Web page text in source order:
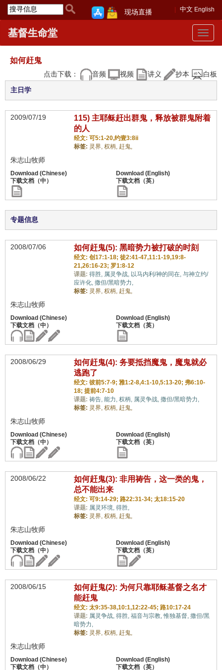
中文 English
现场直播
Toggle
基督生命堂
如何赶鬼
点击下载： 音频 视频 讲义 抄本 白板
主日学
2009/07/19
115) 主耶稣赶出群鬼，释放被群鬼附着
的人
经文: 可5:1-20,约壹3:8ii
标签: 灵界, 权柄, 赶鬼,
朱志山牧师
专题信息
2008/07/06 如何赶鬼(5): 黑暗势力被打破的时刻
经文: 创17:1-18; 徒2:41-47,11:1-19,19:8-
21,26:16-23; 罗1:8-12
课题: 得胜, 属灵争战, 以马内利/神的同在, 与神立约/
应许化, 撒但/黑暗势力,
标签: 灵界, 权柄, 赶鬼,
朱志山牧师
2008/06/29
如何赶鬼(4): 务要抵挡魔鬼，魔鬼就必
逃跑了
经文: 彼前5:7-9; 雅1:2-8,4:1-10,5:13-20; 弗6:10-
18; 提前4:7-10
课题: 祷告, 能力, 权柄, 属灵争战, 撒但/黑暗势力,
标签: 灵界, 权柄, 赶鬼,
朱志山牧师
2008/06/22
如何赶鬼(3): 非用祷告，这一类的鬼，
总不能出来
经文: 可9:14-29; 路22:31-34; 太18:15-20
课题: 属灵环境, 得胜,
标签: 灵界, 权柄, 赶鬼,
朱志山牧师
2008/06/15
如何赶鬼(2): 为何只靠耶稣基督之名才
能赶鬼
经文: 太9:35-38,10:1,12:22-45; 路10:17-24
课题: 属灵争战, 得胜, 福音与宗教,惟独基督, 撒但/黑
暗势力,
标签: 灵界, 权柄, 赶鬼,
朱志山牧师